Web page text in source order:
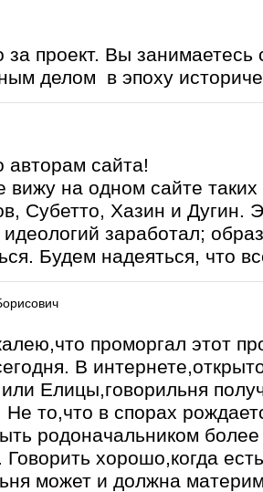
за проект. Вы
делом в эпоху
авторам сайта!
вижу на одном сайте
Субетто, Хазин и Дугин.
заработал;
Будем надеяться, что
проморгал этот
В
Елицы,говорильня
то,что в спорах
родоначальником более
Говорить хорошо,когда
может и должна